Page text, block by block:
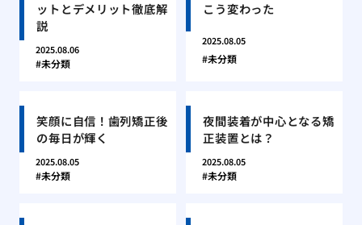
ットとデメリット徹底解
説
2025.08.06
未分類
こう変わった
2025.08.05
未分類
笑顔に自信！歯列矯正後
の毎日が輝く
2025.08.05
未分類
夜間装着が中心となる矯
正装置とは？
2025.08.05
未分類